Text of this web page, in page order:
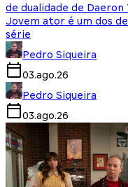
de dualidade de Daeron
Jovem ator é um dos
série
Pedro Siqueira
03.ago.26
Pedro Siqueira
03.ago.26